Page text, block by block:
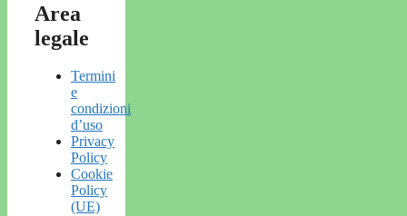
Area
legale
Termini
e
condizioni
d’uso
Privacy
Policy
Cookie
Policy
(UE)